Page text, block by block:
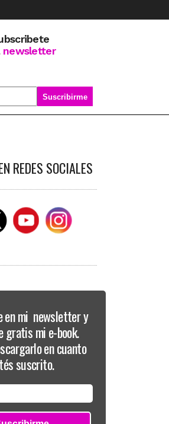
newsletter
SOBRE MÍ
REDES SOCIALES
en mi newsletter y
gratis mi e-book.
en cuanto
suscrito.